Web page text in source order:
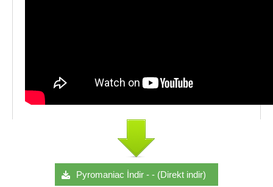
Pyromaniac İndir - - (Direkt indir)